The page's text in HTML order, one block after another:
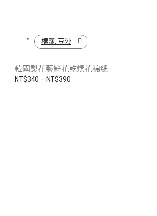
標籤: 豆沙
韓國製花藝鮮花乾燥花棉紙
NT$340 – NT$390